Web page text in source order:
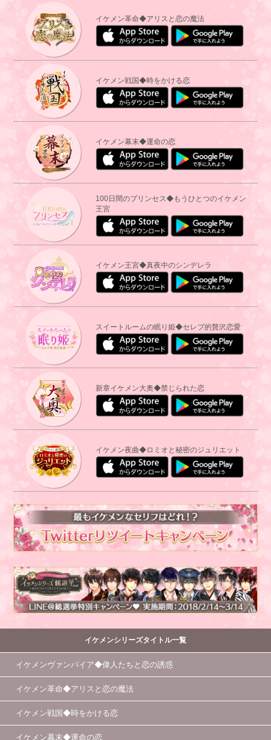
イケメン革命◆アリスと恋の魔法
イケメン戦国◆時をかける恋
イケメン幕末◆運命の恋
100日間のプリンセス◆もうひとつのイケメン
王宮
イケメン王宮◆真夜中のシンデレラ
スイートルームの眠り姫◆セレブ的贅沢恋愛
新章イケメン大奥◆禁じられた恋
イケメン夜曲◆ロミオと秘密のジュリエット
イケメンシリーズタイトル一覧
イケメンヴァンパイア◆偉人たちと恋の誘惑
イケメン革命◆アリスと恋の魔法
イケメン戦国◆時をかける恋
イケメン幕末◆運命の恋